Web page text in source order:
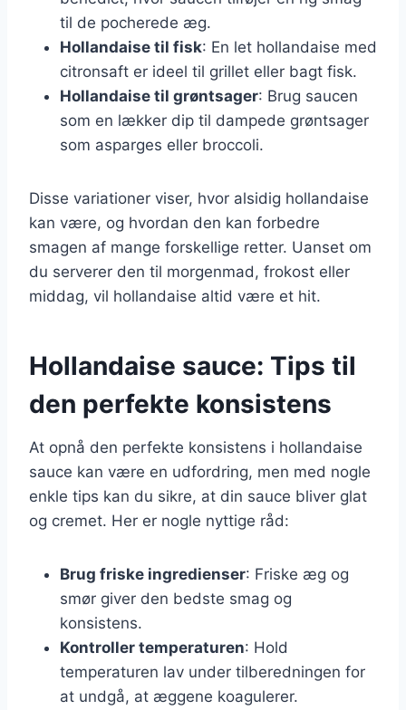
til de pocherede æg.
Hollandaise til fisk: En let hollandaise med
citronsaft er ideel til grillet eller bagt fisk.
Hollandaise til grøntsager: Brug saucen
som en lækker dip til dampede grøntsager
som asparges eller broccoli.
Disse variationer viser, hvor alsidig hollandaise
kan være, og hvordan den kan forbedre
smagen af mange forskellige retter. Uanset om
du serverer den til morgenmad, frokost eller
middag, vil hollandaise altid være et hit.
Hollandaise sauce: Tips til
den perfekte konsistens
At opnå den perfekte konsistens i hollandaise
sauce kan være en udfordring, men med nogle
enkle tips kan du sikre, at din sauce bliver glat
og cremet. Her er nogle nyttige råd:
Brug friske ingredienser: Friske æg og
smør giver den bedste smag og
konsistens.
Kontroller temperaturen: Hold
temperaturen lav under tilberedningen for
at undgå, at æggene koagulerer.